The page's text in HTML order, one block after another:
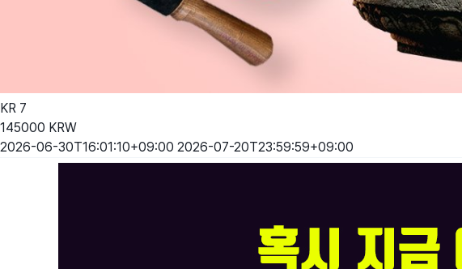
KR 7
145000 KRW
2026-06-30T16:01:10+09:00 2026-07-20T23:59:59+09:00